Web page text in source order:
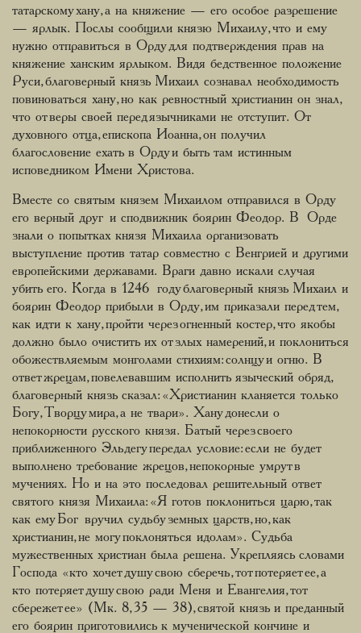
татарскому хану, а на княжение — его особое разрешение
— ярлык. Послы сообщили князю Михаилу, что и ему
нужно отправиться в Орду для подтверждения прав на
княжение ханским ярлыком. Видя бедственное положение
Руси, благоверный князь Михаил сознавал необходимость
повиноваться хану, но как ревностный христианин он знал,
что от веры своей перед язычниками не отступит. От
духовного отца, епископа Иоанна, он получил
благословение ехать в Орду и быть там истинным
исповедником Имени Христова.
Вместе со святым князем Михаилом отправился в Орду
его верный друг и сподвижник боярин Феодор. В Орде
знали о попытках князя Михаила организовать
выступление против татар совместно с Венгрией и другими
европейскими державами. Враги давно искали случая
убить его. Когда в 1246 году благоверный князь Михаил и
боярин Феодор прибыли в Орду, им приказали перед тем,
как идти к хану, пройти через огненный костер, что якобы
должно было очистить их от злых намерений, и поклониться
обожествляемым монголами стихиям: солнцу и огню. В
ответ жрецам, повелевавшим исполнить языческий обряд,
благоверный князь сказал: «Христианин кланяется только
Богу, Творцу мира, а не твари». Хану донесли о
непокорности русского князя. Батый через своего
приближенного Эльдегу передал условие: если не будет
выполнено требование жрецов, непокорные умрут в
мучениях. Но и на это последовал решительный ответ
святого князя Михаила: «Я готов поклониться царю, так
как ему Бог вручил судьбу земных царств, но, как
христианин, не могу поклоняться идолам». Судьба
мужественных христиан была решена. Укрепляясь словами
Господа «кто хочет душу свою сберечь, тот потеряет ее, а
кто потеряет душу свою ради Меня и Евангелия, тот
сбережет ее» (Мк. 8, 35 — 38), святой князь и преданный
его боярин приготовились к мученической кончине и